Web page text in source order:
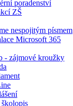
poradenství
ZŠ
nespojitým písmem
Microsoft 365
- zájmové kroužky